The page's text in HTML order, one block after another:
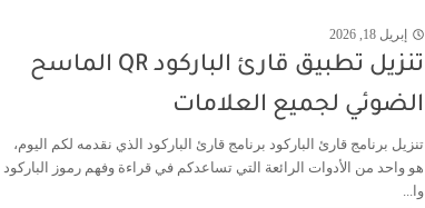
إبريل 18, 2026
تنزيل تطبيق قارئ الباركود QR الماسح
الضوئي لجميع العلامات
تنزيل برنامج قارئ الباركود برنامج قارئ الباركود الذي نقدمه لكم اليوم،
هو واحد من الأدوات الرائعة التي تساعدكم في قراءة وفهم رموز الباركود
وا...